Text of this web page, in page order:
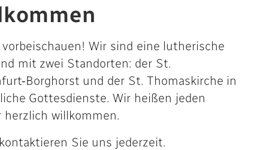
Wir sind eine lutherische
mit zwei Standorten: der St.
Borghorst und der St. Thomaskirche in
Gottesdienste. Wir heißen jeden
willkommen.
Sie uns jederzeit.